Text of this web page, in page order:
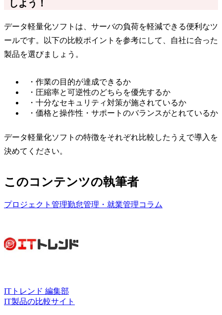
しよう！
データ軽量化ソフトは、サーバの負荷を軽減できる便利なツ
ールです。以下の比較ポイントを参考にして、自社に合った
製品を選びましょう。
・作業の目的が達成できるか
・圧縮率と可逆性のどちらを優先するか
・十分なセキュリティ対策が施されているか
・価格と操作性・サポートのバランスがとれているか
データ軽量化ソフトの特徴をそれぞれ比較したうえで導入を
決めてください。
このコンテンツの執筆者
プロジェクト管理勤怠管理・就業管理コラム
ITトレンド 編集部
IT製品の比較サイト